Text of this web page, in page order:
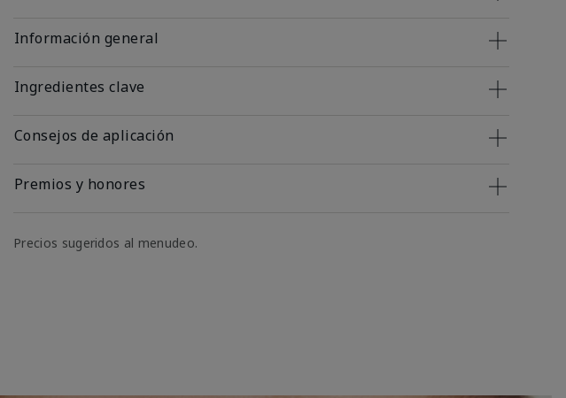
Información general
Ingredientes clave
Consejos de aplicación
Premios y honores
Precios sugeridos al menudeo.